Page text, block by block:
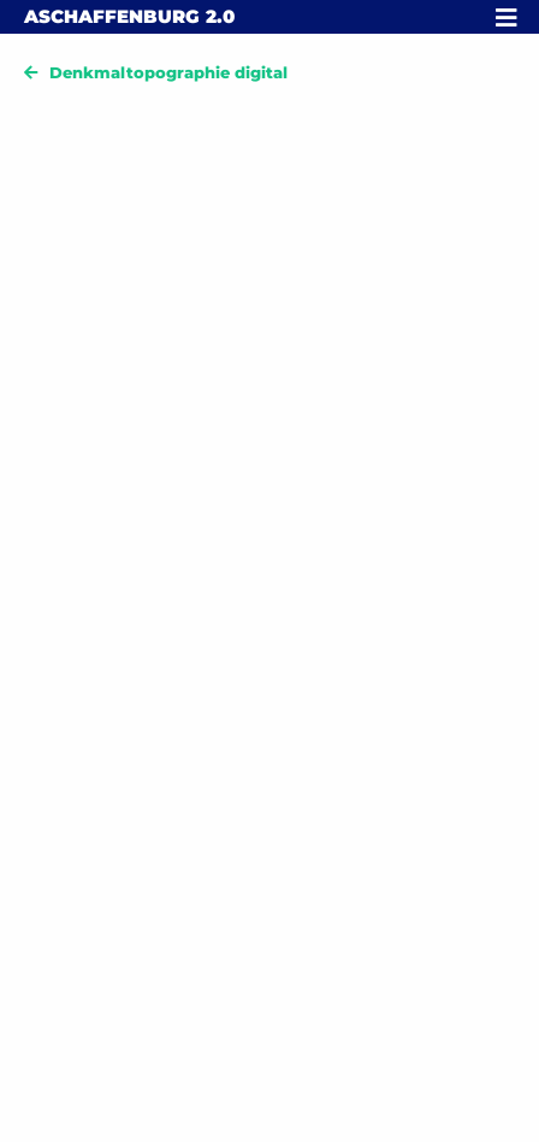
Skip to content
ASCHAFFENBURG 2.0 MENÜ
Denkmaltopographie digital